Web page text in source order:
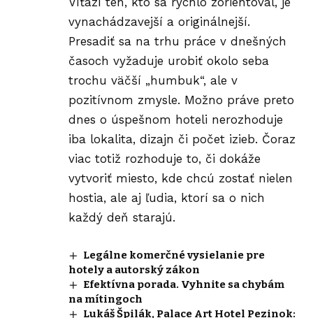
vynachádzavejší a originálnejší.
Presadiť sa na trhu práce v dnešných
časoch vyžaduje urobiť okolo seba
trochu väčší „humbuk“, ale v
pozitívnom zmysle. Možno práve preto
dnes o úspešnom hoteli nerozhoduje
iba lokalita, dizajn či počet izieb. Čoraz
viac totiž rozhoduje to, či dokáže
vytvoriť miesto, kde chcú zostať nielen
hostia, ale aj ľudia, ktorí sa o nich
každý deň starajú.
Legálne komerčné vysielanie pre
hotely a autorský zákon
Efektívna porada. Vyhnite sa chybám
na mítingoch
Lukáš Špilák, Palace Art Hotel Pezinok: